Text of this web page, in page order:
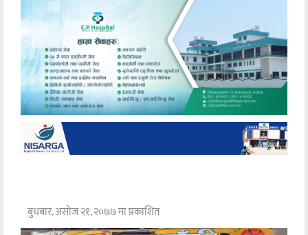
अन्य
बुधबार, असोज २१, २०७७ मा प्रकाशित